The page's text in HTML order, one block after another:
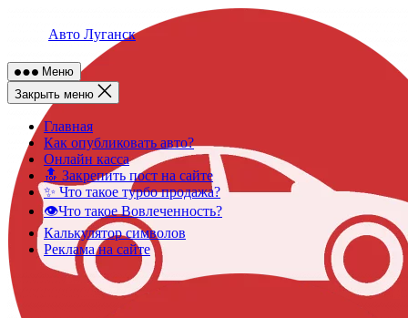
Авто Луганск
Меню
Закрыть меню
Главная
Как опубликовать авто?
Онлайн касса
🔝 Закрепить пост на сайте
✨ Что такое турбо продажа?
👁️Что такое Вовлеченность?
Калькулятор символов
Реклама на сайте